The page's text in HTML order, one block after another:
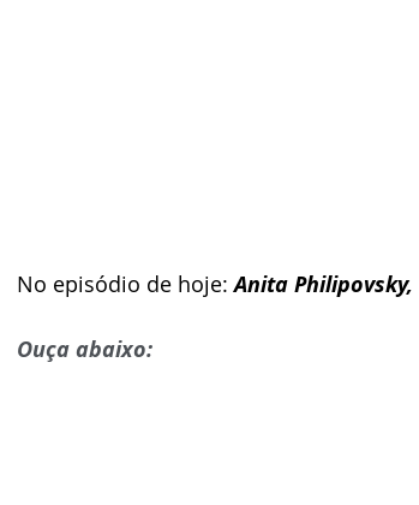
No episódio de hoje: Anita Philipovsky,
Ouça abaixo: